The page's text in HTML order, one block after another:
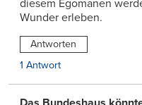
diesem Egomanen
Wunder erleben.
Antworten
1 Antwort